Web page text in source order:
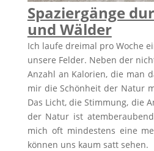
Spaziergänge
und Wälder
Ich laufe dreimal pro Woche
unsere Felder. Neben der
Anzahl an Kalorien, die man
mir die Schönheit der Natur
Das Licht, die Stimmung, die
der Natur ist
mich oft mindestens eine
können uns kaum satt sehen.